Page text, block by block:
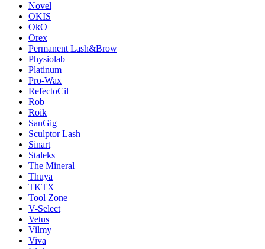
Novel
OKIS
OkO
Orex
Permanent Lash&Brow
Physiolab
Platinum
Pro-Wax
RefectoCil
Rob
Roik
SanGig
Sculptor Lash
Sinart
Staleks
The Mineral
Thuya
TKTX
Tool Zone
V-Select
Vetus
Vilmy
Viva